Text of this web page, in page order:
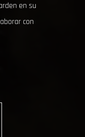
en su
con